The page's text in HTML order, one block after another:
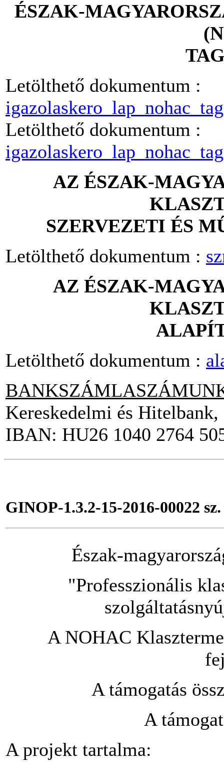
ÉSZAK-
Letölthető dokumentum :
Letölthető dokumentum :
AZ ÉSZAK-
SZERVEZETI ÉS
Letölthető dokumentum :
AZ ÉSZAK-
Letölthető dokumentum :
Kereskedelmi és
IBAN: HU26 1040 2764
GINOP-1.3.2-15-2016-00022
Észak-
"Professzionális
A NOHAC
A támogatás
A
A projekt tartalma: